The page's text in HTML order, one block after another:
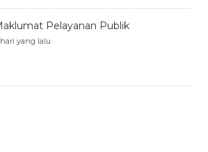
Pelayanan Publik
yang lalu